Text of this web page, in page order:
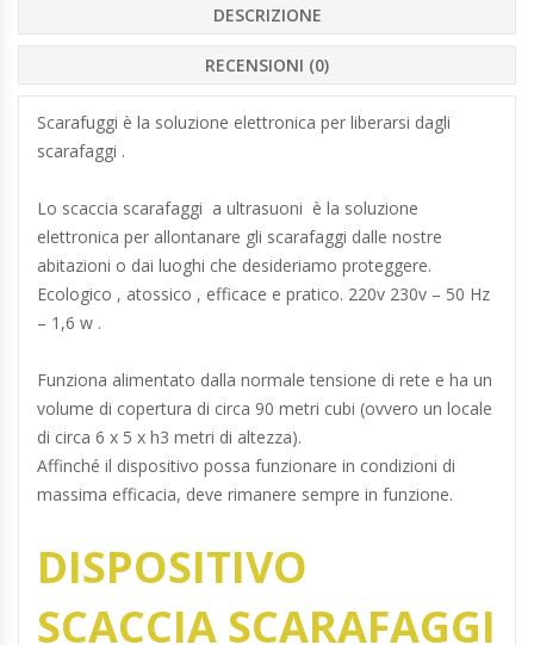
DESCRIZIONE
RECENSIONI (0)
Scarafuggi è la soluzione elettronica per liberarsi dagli
scarafaggi .
Lo scaccia scarafaggi a ultrasuoni è la soluzione
elettronica per allontanare gli scarafaggi dalle nostre
abitazioni o dai luoghi che desideriamo proteggere.
Ecologico , atossico , efficace e pratico. 220v 230v – 50 Hz
– 1,6 w .
Funziona alimentato dalla normale tensione di rete e ha un
volume di copertura di circa 90 metri cubi (ovvero un locale
di circa 6 x 5 x h3 metri di altezza).
Affinché il dispositivo possa funzionare in condizioni di
massima efficacia, deve rimanere sempre in funzione.
DISPOSITIVO
SCACCIA SCARAFAGGI